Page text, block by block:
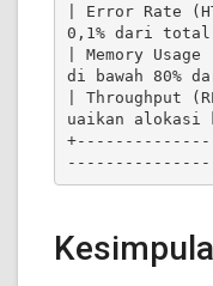
| Error Rate
0,1% dari
| Memory
di bawah 80%
| Throughput
uaikan alokasi